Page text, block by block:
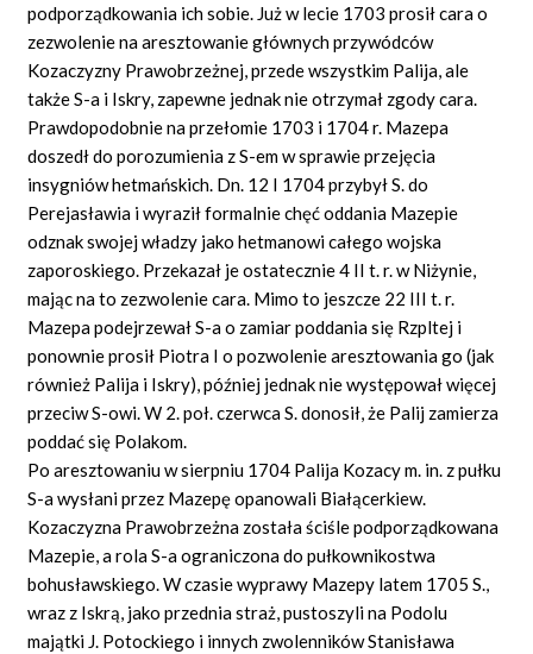
podporządkowania ich sobie. Już w lecie 1703 prosił cara o
zezwolenie na aresztowanie głównych przywódców
Kozaczyzny Prawobrzeżnej, przede wszystkim Palija, ale
także S-a i Iskry, zapewne jednak nie otrzymał zgody cara.
Prawdopodobnie na przełomie 1703 i 1704 r. Mazepa
doszedł do porozumienia z S-em w sprawie przejęcia
insygniów hetmańskich. Dn. 12 I 1704 przybył S. do
Perejasławia i wyraził formalnie chęć oddania Mazepie
odznak swojej władzy jako hetmanowi całego wojska
zaporoskiego. Przekazał je ostatecznie 4 II t. r. w Niżynie,
mając na to zezwolenie cara. Mimo to jeszcze 22 III t. r.
Mazepa podejrzewał S-a o zamiar poddania się Rzpltej i
ponownie prosił Piotra I o pozwolenie aresztowania go (jak
również Palija i Iskry), później jednak nie występował więcej
przeciw S-owi. W 2. poł. czerwca S. donosił, że Palij zamierza
poddać się Polakom.
Po aresztowaniu w sierpniu 1704 Palija Kozacy m. in. z pułku
S-a wysłani przez Mazepę opanowali Białącerkiew.
Kozaczyzna Prawobrzeżna została ściśle podporządkowana
Mazepie, a rola S-a ograniczona do pułkownikostwa
bohusławskiego. W czasie wyprawy Mazepy latem 1705 S.,
wraz z Iskrą, jako przednia straż, pustoszyli na Podolu
majątki J. Potockiego i innych zwolenników Stanisława